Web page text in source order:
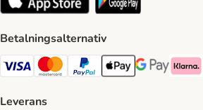
Betalningsalternativ
VISA Payment Method
Mastercard Payment Method
Paypal Payment Method
Apple Pay Payment
Google PayKlarna
Leverans